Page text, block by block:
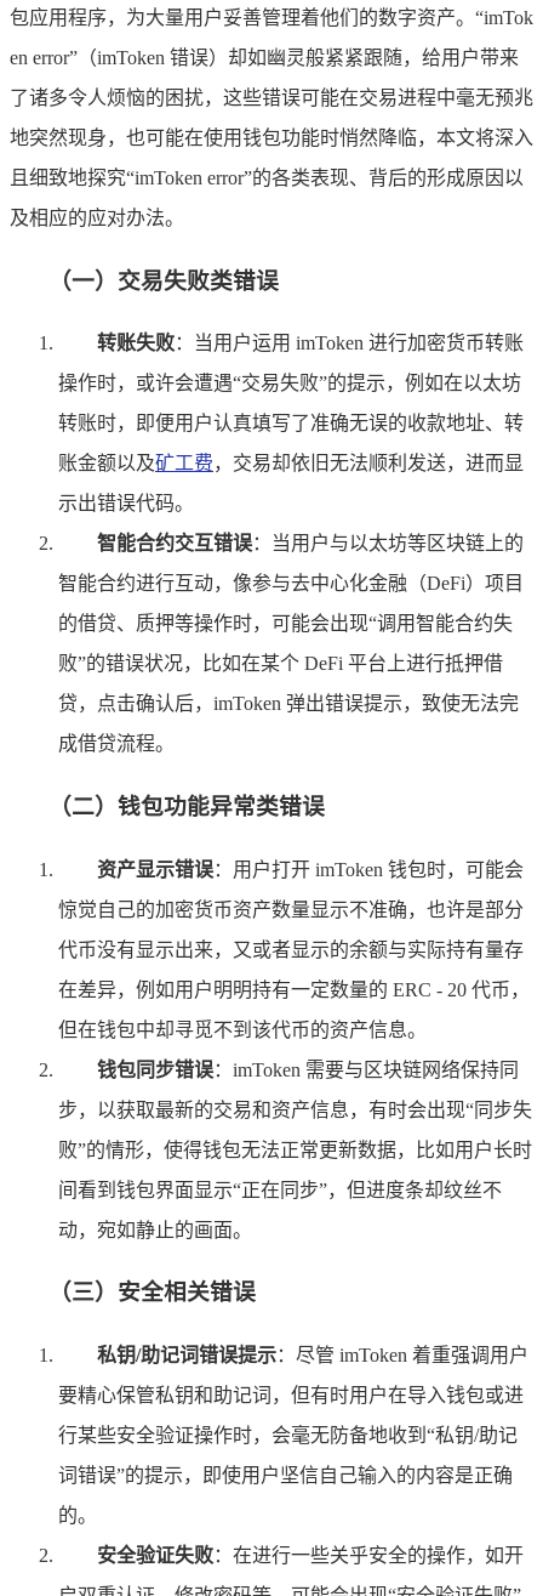
包应用程序，为大量用户妥善管理着他们的数字资产。“imTok
en error”（imToken 错误）却如幽灵般紧紧跟随，给用户带来
了诸多令人烦恼的困扰，这些错误可能在交易进程中毫无预兆
地突然现身，也可能在使用钱包功能时悄然降临，本文将深入
且细致地探究“imToken error”的各类表现、背后的形成原因以
及相应的应对办法。
（一）交易失败类错误
转账失败：当用户运用 imToken 进行加密货币转账
操作时，或许会遭遇“交易失败”的提示，例如在以太坊
转账时，即便用户认真填写了准确无误的收款地址、转
账金额以及矿工费，交易却依旧无法顺利发送，进而显
示出错误代码。
智能合约交互错误：当用户与以太坊等区块链上的
智能合约进行互动，像参与去中心化金融（DeFi）项目
的借贷、质押等操作时，可能会出现“调用智能合约失
败”的错误状况，比如在某个 DeFi 平台上进行抵押借
贷，点击确认后，imToken 弹出错误提示，致使无法完
成借贷流程。
（二）钱包功能异常类错误
资产显示错误：用户打开 imToken 钱包时，可能会
惊觉自己的加密货币资产数量显示不准确，也许是部分
代币没有显示出来，又或者显示的余额与实际持有量存
在差异，例如用户明明持有一定数量的 ERC - 20 代币，
但在钱包中却寻觅不到该代币的资产信息。
钱包同步错误：imToken 需要与区块链网络保持同
步，以获取最新的交易和资产信息，有时会出现“同步失
败”的情形，使得钱包无法正常更新数据，比如用户长时
间看到钱包界面显示“正在同步”，但进度条却纹丝不
动，宛如静止的画面。
（三）安全相关错误
私钥/助记词错误提示：尽管 imToken 着重强调用户
要精心保管私钥和助记词，但有时用户在导入钱包或进
行某些安全验证操作时，会毫无防备地收到“私钥/助记
词错误”的提示，即使用户坚信自己输入的内容是正确
的。
安全验证失败：在进行一些关乎安全的操作，如开